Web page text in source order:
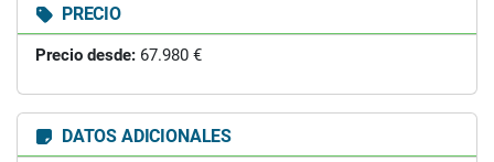
PRECIO
Precio desde: 67.980 €
DATOS ADICIONALES